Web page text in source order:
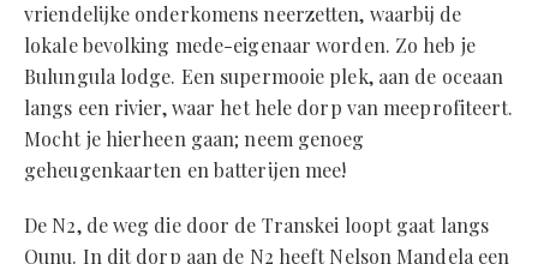
vriendelijke onderkomens neerzetten, waarbij de
lokale bevolking mede-eigenaar worden. Zo heb je
Bulungula lodge. Een supermooie plek, aan de oceaan
langs een rivier, waar het hele dorp van meeprofiteert.
Mocht je hierheen gaan; neem genoeg
geheugenkaarten en batterijen mee!
De N2, de weg die door de Transkei loopt gaat langs
Qunu. In dit dorp aan de N2 heeft Nelson Mandela een